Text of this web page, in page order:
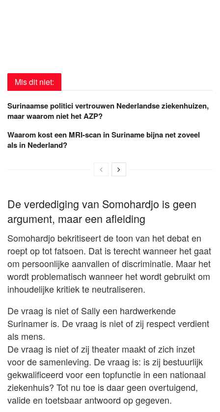
Mis dit niet:
Surinaamse politici vertrouwen Nederlandse ziekenhuizen,
maar waarom niet het AZP?
Waarom kost een MRI-scan in Suriname bijna net zoveel
als in Nederland?
De verdediging van Somohardjo is geen
argument, maar een afleiding
Somohardjo bekritiseert de toon van het debat en
roept op tot fatsoen. Dat is terecht wanneer het gaat
om persoonlijke aanvallen of discriminatie. Maar het
wordt problematisch wanneer het wordt gebruikt om
inhoudelijke kritiek te neutraliseren.
De vraag is niet of Sally een hardwerkende
Surinamer is. De vraag is niet of zij respect verdient
als mens.
De vraag is niet of zij theater maakt of zich inzet
voor de samenleving. De vraag is: is zij bestuurlijk
gekwalificeerd voor een topfunctie in een nationaal
ziekenhuis? Tot nu toe is daar geen overtuigend,
valide en toetsbaar antwoord op gegeven.